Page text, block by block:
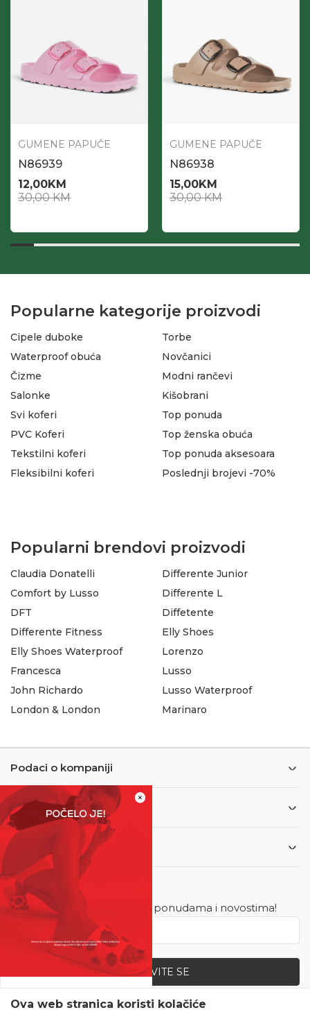
×
SVE UPOLA CIJENE!
GUMENE PAPUČE
N86939
12,00KM
30,00KM
GUMENE PAPUČE
N86938
15,00KM
30,00KM
Popularne kategorije proizvodi
Cipele duboke
Waterproof obuća
Čizme
Salonke
Torbe
Novčanici
Modni rančevi
Kišobrani
Svi koferi
PVC Koferi
Tekstilni koferi
Fleksibilni koferi
Top ponuda
Top ženska obuća
Top ponuda aksesoara
Poslednji brojevi -70%
Popularni brendovi proizvodi
Claudia Donatelli
Comfort by Lusso
DFT
Differente Fitness
Differente Junior
Differente L
Diffetente
Elly Shoes
Elly Shoes Waterproof
Francesca
John Richardo
London & London
Lorenzo
Lusso
Lusso Waterproof
Marinaro
Podaci o kompaniji
Informacije
Korisnički servis
Newsletter
Budite u toku sa najnovijim ponudama i novostima!
PRIJAVITE SE
Ova web stranica koristi kolačiće